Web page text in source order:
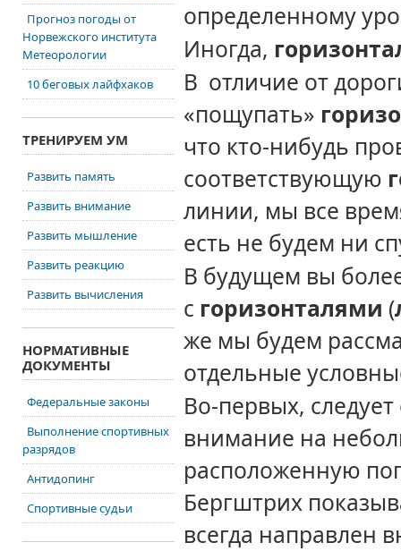
определенному
Иногда,
В отличие от
«пощупать»
что кто-нибудь
соответствующую
линии, мы все
есть не будем ни
В будущем вы
с горизонталями (
же мы будем
отдельные
Во-первых, следует
внимание на
расположенную
Бергштрих
всегда направлен
Прогноз погоды от
Норвежского института
Метеорологии
10 беговых лайфхаков
ТРЕНИРУЕМ УМ
Развить память
Развить внимание
Развить мышление
Развить реакцию
Развить вычисления
НОРМАТИВНЫЕ
ДОКУМЕНТЫ
Федеральные законы
Выполнение спортивных
разрядов
Антидопинг
Спортивные судьи